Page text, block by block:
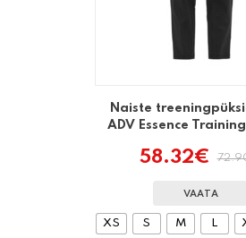
Naiste
ADV Essence
oli:
58.32€
on:
VAATA
XS S M L